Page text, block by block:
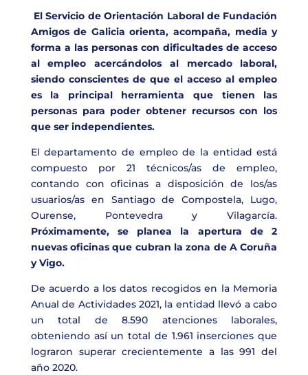
El Servicio de Orientación Laboral de Fundación
Amigos de Galicia orienta, acompaña, media y
forma a las personas con dificultades de acceso
al empleo acercándolos al mercado laboral,
siendo conscientes de que el acceso al empleo
es la principal herramienta que tienen las
personas para poder obtener recursos con los
que ser independientes.
El departamento de empleo de la entidad está
compuesto por 21 técnicos/as de empleo,
contando con oficinas a disposición de los/as
usuarios/as en Santiago de Compostela, Lugo,
Ourense, Pontevedra y Vilagarcía.
Próximamente, se planea la apertura de 2
nuevas oficinas que cubran la zona de A Coruña
y Vigo.
De acuerdo a los datos recogidos en la Memoria
Anual de Actividades 2021, la entidad llevó a cabo
un total de 8.590 atenciones laborales,
obteniendo así un total de 1.961 inserciones que
lograron superar crecientemente a las 991 del
año 2020.